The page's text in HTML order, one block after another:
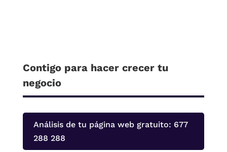
Contigo para hacer crecer tu
negocio
Análisis de tu página web gratuito: 677
288 288